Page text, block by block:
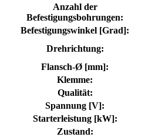
Anzahl der
Befestigungsbohrungen:
Befestigungswinkel [Grad]:
Drehrichtung:
Flansch-Ø [mm]:
Klemme:
Qualität:
Spannung [V]:
Starterleistung [kW]:
Zustand: